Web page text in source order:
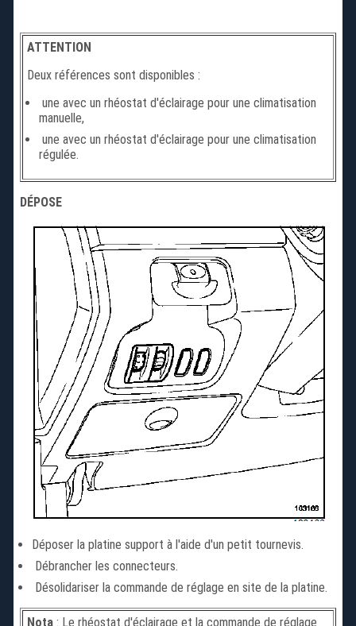
ATTENTION
Deux références sont disponibles :
une avec un rhéostat d'éclairage pour une climatisation
manuelle,
une avec un rhéostat d'éclairage pour une climatisation
régulée.
DÉPOSE
Déposer la platine support à l'aide d'un petit tournevis.
Débrancher les connecteurs.
Désolidariser la commande de réglage en site de la platine.
Nota: Le rhéostat d'éclairage et la commande de réglage